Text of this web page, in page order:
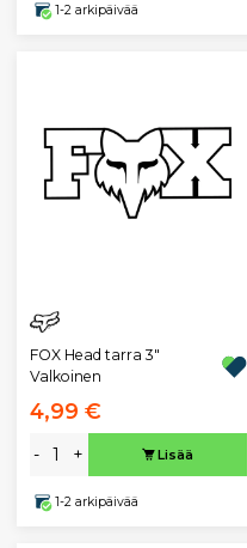
1-2 arkipäivää
FOX Head tarra 3"
Valkoinen
4,99 €
- + Lisää
1-2 arkipäivää